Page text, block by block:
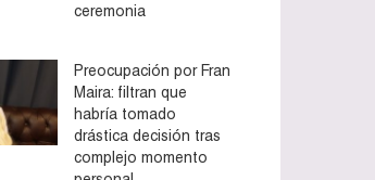
ceremonia
Preocupación por Fran
Maira: filtran que
habría tomado
drástica decisión tras
complejo momento